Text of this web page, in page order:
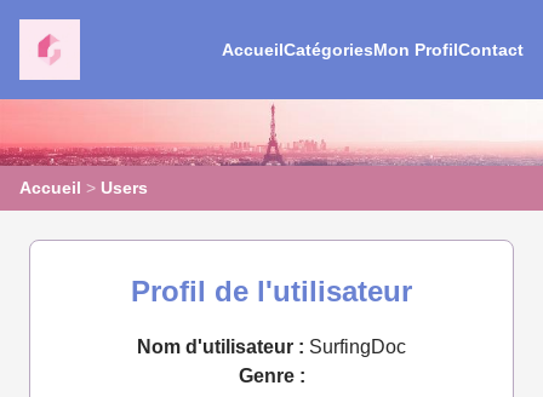
AccueilCatégoriesMon ProfilContact
Accueil > Users
Profil de l'utilisateur
Nom d'utilisateur : SurfingDoc
Genre :